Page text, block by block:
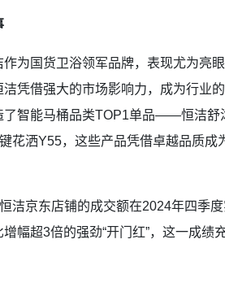
为国货卫浴领军品牌，表现尤为亮
凭借强大的市场影响力，成为行业
了智能马桶品类TOP1单品——恒洁舒
洒Y55，这些产品凭借卓越品质成
洁京东店铺的成交额在2024年四季
幅超3倍的强劲“开门红”，这一成绩